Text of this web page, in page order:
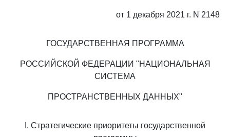
от 1 декабря 2021 г. N 2148
ГОСУДАРСТВЕННАЯ ПРОГРАММА
РОССИЙСКОЙ ФЕДЕРАЦИИ "НАЦИОНАЛЬНАЯ
СИСТЕМА
ПРОСТРАНСТВЕННЫХ ДАННЫХ"
I. Стратегические приоритеты государственной